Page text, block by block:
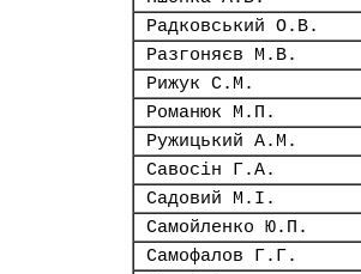
Радковський О.В.
Разгоняєв М.В.
Рижук С.М.
Романюк М.П.
Ружицький А.М.
Савосін Г.А.
Садовий М.І.
Самойленко Ю.П.
Самофалов Г.Г.